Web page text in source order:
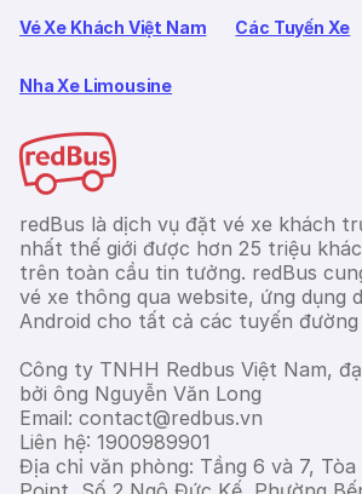
Vé Xe Khách Việt Nam Các Tuyến Xe
Nha Xe Limousine
redBus là dịch vụ đặt vé xe khách
nhất thế giới được hơn 25 triệu
trên toàn cầu tin tưởng. redBus
vé xe thông qua website, ứng dụng
Android cho tất cả các tuyến đường
Công ty TNHH Redbus Việt Nam,
bởi ông Nguyễn Văn Long
Email: contact@redbus.vn
Liên hệ: 1900989901
Địa chỉ văn phòng: Tầng 6 và 7, Tòa